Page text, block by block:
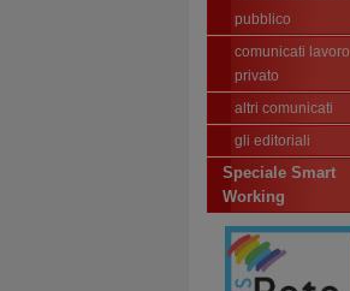
pubblico
comunicati lavoro
privato
altri comunicati
gli editoriali
Speciale Smart
Working